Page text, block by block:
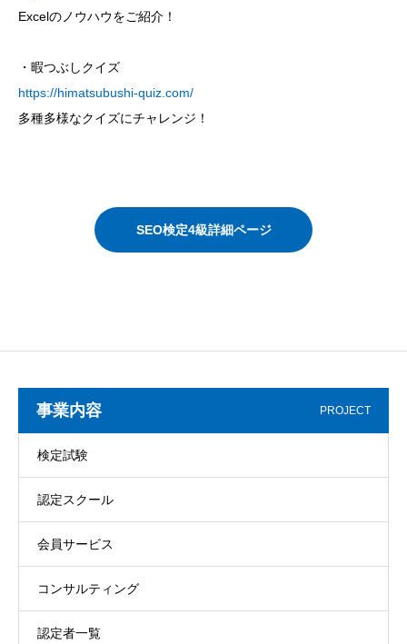
Excelのノウハウをご紹介！
・暇つぶしクイズ
https://himatsubushi-quiz.com/
多種多様なクイズにチャレンジ！
SEO検定4級詳細ページ
事業内容 PROJECT
検定試験
認定スクール
会員サービス
コンサルティング
認定者一覧